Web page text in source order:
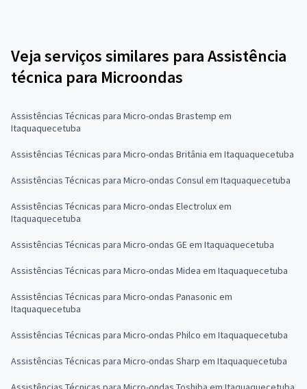
Veja serviços similares para Assistência
técnica para Microondas
Assistências Técnicas para Micro-ondas Brastemp em
Itaquaquecetuba
Assistências Técnicas para Micro-ondas Britânia em Itaquaquecetuba
Assistências Técnicas para Micro-ondas Consul em Itaquaquecetuba
Assistências Técnicas para Micro-ondas Electrolux em
Itaquaquecetuba
Assistências Técnicas para Micro-ondas GE em Itaquaquecetuba
Assistências Técnicas para Micro-ondas Midea em Itaquaquecetuba
Assistências Técnicas para Micro-ondas Panasonic em
Itaquaquecetuba
Assistências Técnicas para Micro-ondas Philco em Itaquaquecetuba
Assistências Técnicas para Micro-ondas Sharp em Itaquaquecetuba